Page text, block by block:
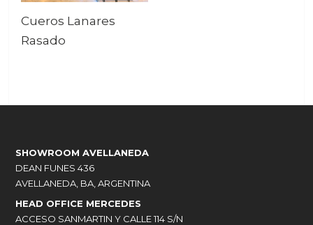
Cueros Lanares
Rasado
SHOWROOM AVELLANEDA
DEAN FUNES 436
AVELLANEDA, BA, ARGENTINA
HEAD OFFICE MERCEDES
ACCESO SANMARTIN Y CALLE 114 S/N